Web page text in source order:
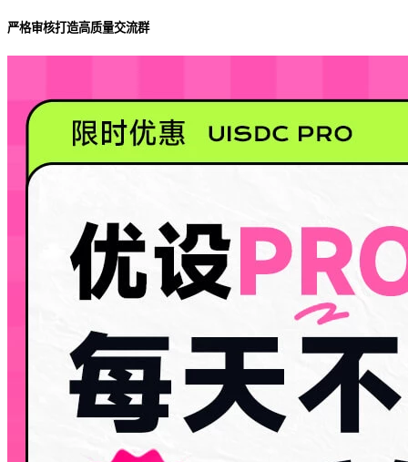
严格审核打造高质量交流群